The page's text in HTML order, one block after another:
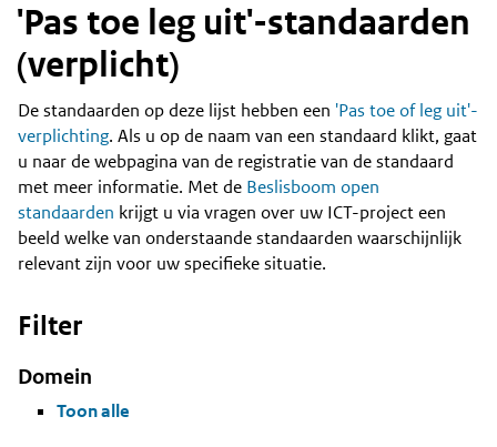
'Pas toe leg uit'-standaarden
(verplicht)
Content
De standaarden op deze lijst hebben een 'Pas toe of leg uit'-
verplichting. Als u op de naam van een standaard klikt, gaat
u naar de webpagina van de registratie van de standaard
met meer informatie. Met de Beslisboom open
standaarden krijgt u via vragen over uw ICT-project een
beeld welke van onderstaande standaarden waarschijnlijk
relevant zijn voor uw specifieke situatie.
Filter
Domein
Toon alle